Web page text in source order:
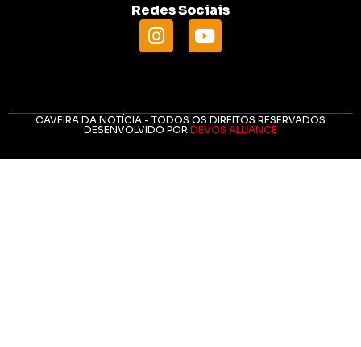
Redes Sociais
CAVEIRA DA NOTÍCIA - TODOS OS DIREITOS RESERVADOS
DESENVOLVIDO POR DEVOS ALLIANCE